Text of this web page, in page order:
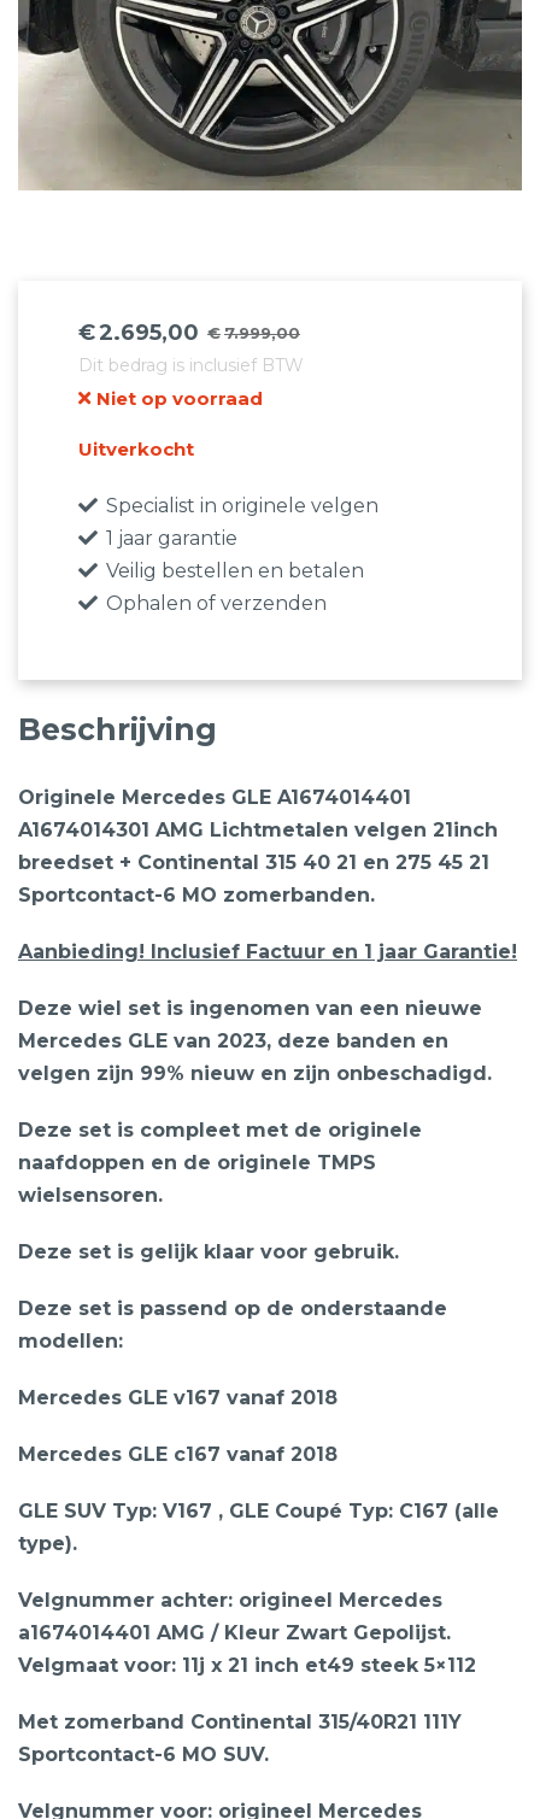
€7.999,00
Oorspronkelijke
prijs
was:
€7.999,00.
€2.695,00
Huidige
prijs
is:
€2.695,00.
Dit bedrag is inclusief BTW
Niet op voorraad
Uitverkocht
Specialist in originele velgen
1 jaar garantie
Veilig bestellen en betalen
Ophalen of verzenden
Beschrijving
Originele Mercedes GLE A1674014401
A1674014301 AMG Lichtmetalen velgen 21inch
breedset + Continental 315 40 21 en 275 45 21
Sportcontact-6 MO zomerbanden.
Aanbieding! Inclusief Factuur en 1 jaar Garantie!
Deze wiel set is ingenomen van een nieuwe
Mercedes GLE van 2023, deze banden en
velgen zijn 99% nieuw en zijn onbeschadigd.
Deze set is compleet met de originele
naafdoppen en de originele TMPS
wielsensoren.
Deze set is gelijk klaar voor gebruik.
Deze set is passend op de onderstaande
modellen:
Mercedes GLE v167 vanaf 2018
Mercedes GLE c167 vanaf 2018
GLE SUV Typ: V167 , GLE Coupé Typ: C167 (alle
type).
Velgnummer achter: origineel Mercedes
a1674014401 AMG / Kleur Zwart Gepolijst.
Velgmaat voor: 11j x 21 inch et49 steek 5×112
Met zomerband Continental 315/40R21 111Y
Sportcontact-6 MO SUV.
Velgnummer voor: origineel Mercedes